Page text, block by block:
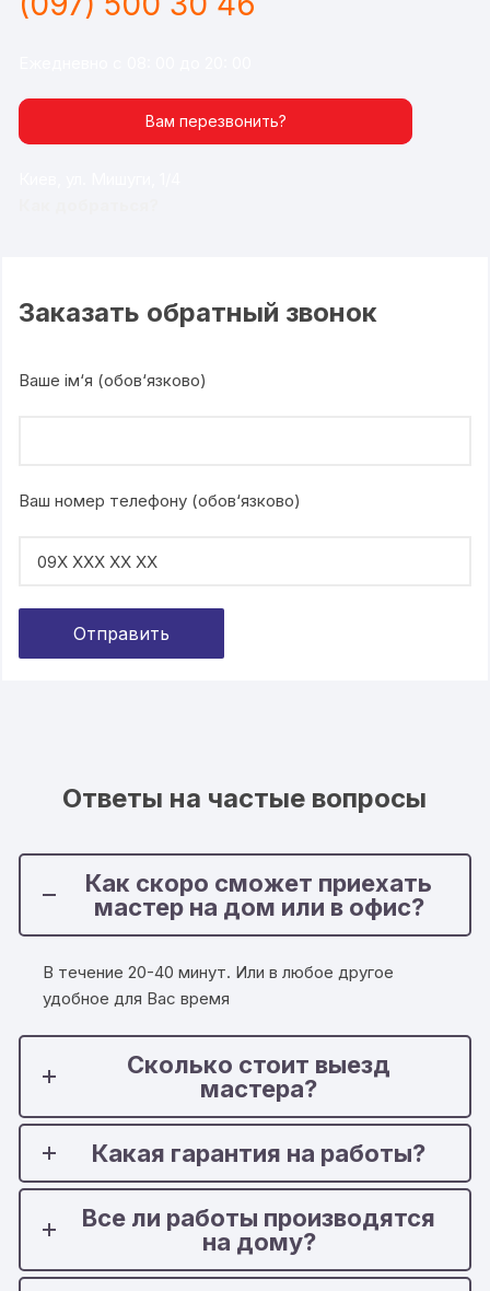
Вам перезвонить?
Заказать обратный звонок
Ваше ім‘я (обов‘язково)
Ваш номер телефону (обов‘язково)
Ответы на частые вопросы
Как скоро сможет приехать
мастер на дом или в офис?
В течение 20-40 минут. Или в любое другое
удобное для Вас время
Сколько стоит выезд
мастера?
Какая гарантия на работы?
Все ли работы производятся
на дому?